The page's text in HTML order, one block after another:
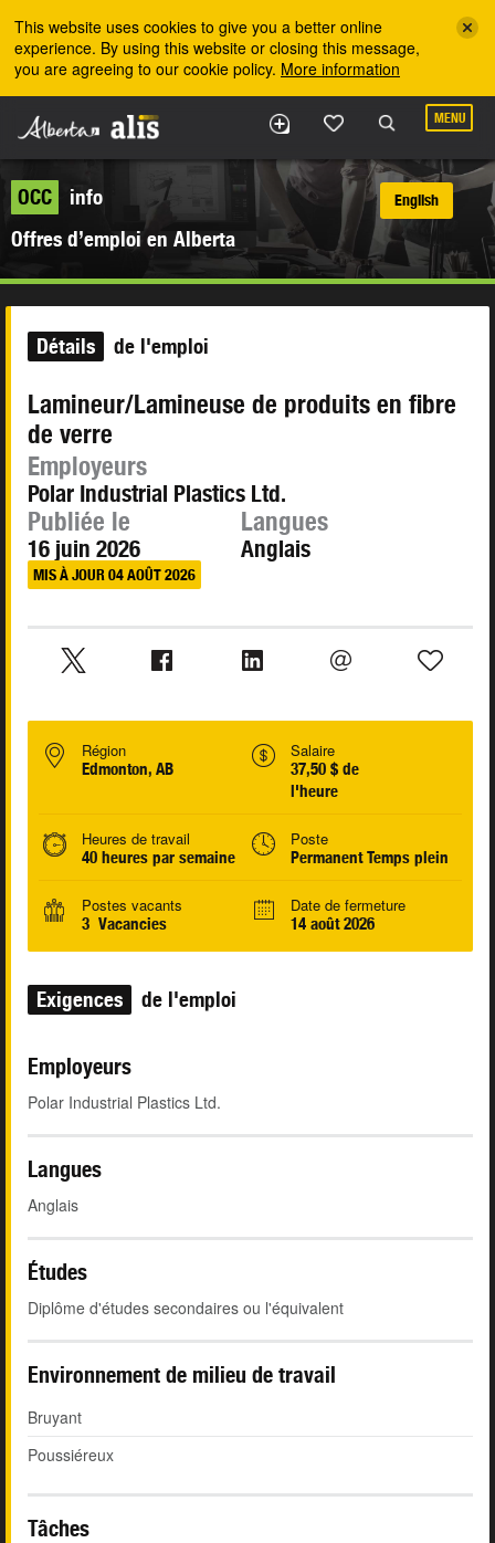
This website uses cookies to give you a better online
experience. By using this website or closing this message,
you are agreeing to our cookie policy. More information
MENU
OCC
info
Offres d’emploi en Alberta
English
Détails de l'emploi
Lamineur/Lamineuse de produits en fibre
de verre
Employeurs
Polar Industrial Plastics Ltd.
Publiée le
16 juin 2026
MIS À JOUR 04 AOÛT 2026
Langues
Anglais
Région
Edmonton, AB
Salaire
37,50 $ de
l'heure
Heures de travail
40 heures par semaine
Poste
Permanent Temps plein
Postes vacants
3 Vacancies
Date de fermeture
14 août 2026
Exigences de l'emploi
Employeurs
Polar Industrial Plastics Ltd.
Langues
Anglais
Études
Diplôme d'études secondaires ou l'équivalent
Environnement de milieu de travail
Bruyant
Poussiéreux
Tâches